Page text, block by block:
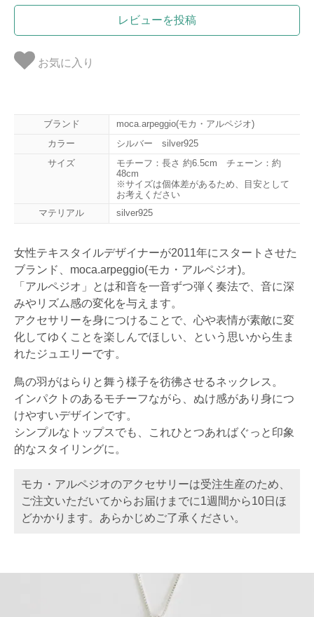
レビューを投稿
お気に入り
ブランド
moca.arpeggio(モカ・アルペジオ)
カラー
シルバー silver925
サイズ
モチーフ：長さ 約6.5cm チェーン：約
48cm
※サイズは個体差があるため、目安として
お考えください
マテリアル
silver925
女性テキスタイルデザイナーが2011年にスタートさせた
ブランド、moca.arpeggio(モカ・アルペジオ)。
「アルペジオ」とは和音を一音ずつ弾く奏法で、音に深
みやリズム感の変化を与えます。
アクセサリーを身につけることで、心や表情が素敵に変
化してゆくことを楽しんでほしい、という思いから生ま
れたジュエリーです。
鳥の羽がはらりと舞う様子を彷彿させるネックレス。
インパクトのあるモチーフながら、ぬけ感があり身につ
けやすいデザインです。
シンプルなトップスでも、これひとつあればぐっと印象
的なスタイリングに。
モカ・アルペジオのアクセサリーは受注生産のため、
ご注文いただいてからお届けまでに1週間から10日ほ
どかかります。あらかじめご了承ください。